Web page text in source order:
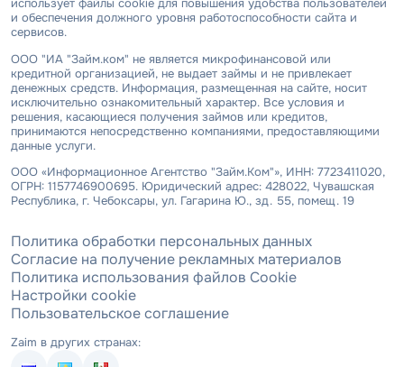
и обеспечения должного уровня работоспособности сайта и
сервисов.
ООО "ИА "Займ.ком" не является микрофинансовой или
кредитной организацией, не выдает займы и не привлекает
денежных средств. Информация, размещенная на сайте, носит
исключительно ознакомительный характер. Все условия и
решения, касающиеся получения займов или кредитов,
принимаются непосредственно компаниями, предоставляющими
данные услуги.
ООО «Информационное Агентство "Займ.Ком"», ИНН: 7723411020,
ОГРН: 1157746900695. Юридический адрес: 428022, Чувашская
Республика, г. Чебоксары, ул. Гагарина Ю., зд. 55, помещ. 19
Политика обработки персональных данных
Согласие на получение рекламных материалов
Политика использования файлов Cookie
Настройки cookie
Пользовательское соглашение
Zaim в других странах: